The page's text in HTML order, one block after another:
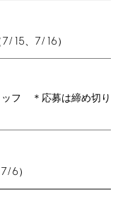
7/15、 7/16）
ッフ ＊応募は締め切り
7/6）